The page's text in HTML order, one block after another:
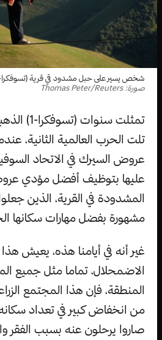
شخص يسير على حبل مشدود قي قرية (تسوفكرا-
صورة: Thomas Peter/Reuters
تمثلت سنوات
تلت الحرب العالمية الثانية،
عروض السيرك في الاتحاد
عليها بتوظيف أفضل مؤدي
المشدودة في القرية، الذين
مشهورة بفضل مهارات سكانها
غير أنه في أيامنا هذه، يعيش
الاضمحلال، تماما مثل جميع
المنطقة، فإن هذا المجتمع
من انخفاض كبير في تعداد
صاروا يرحلون عنه بسبب الفقر